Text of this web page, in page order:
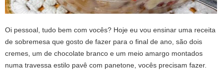
Oi pessoal, tudo bem com vocês? Hoje eu vou ensinar uma receita
de sobremesa que gosto de fazer para o final de ano, são dois
cremes, um de chocolate branco e um meio amargo montados
numa travessa estilo pavê com panetone, vocês precisam fazer.